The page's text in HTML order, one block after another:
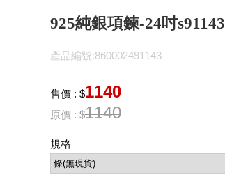
925純銀項鍊-24吋s91143
產品編號:860002491143
售價 : $1140
原價 : $1140
規格